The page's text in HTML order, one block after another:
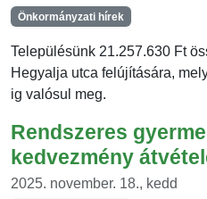
Önkormányzati hírek
Településünk 21.257.630 Ft
Hegyalja utca felújítására,
ig valósul meg.
Rendszeres
kedvezmény
2025. november. 18., kedd